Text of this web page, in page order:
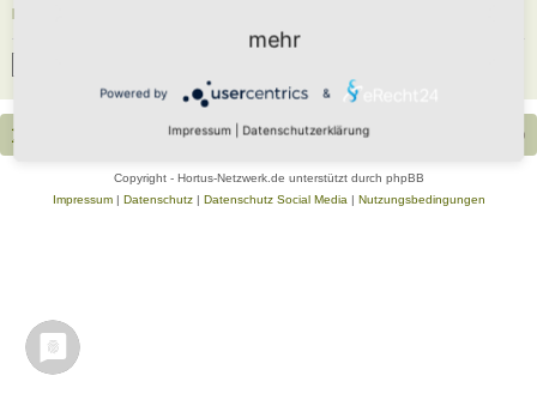
Foren-Übersicht Alle Zeiten sind UTC+02:00
Copyright - Hortus-Netzwerk.de unterstützt durch phpBB
Impressum| Datenschutz| Datenschutz Social Media Nutzungsbedingungen
mehr
Powered by &
Impressum Datenschutzerklärung